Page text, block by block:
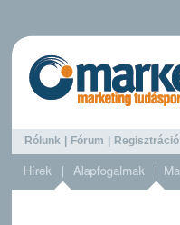
Rólunk Fórum Regisztráció